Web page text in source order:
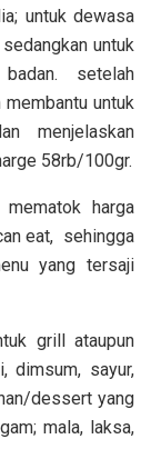
untuk dewasa
untuk
setelah
untuk
menjelaskan
58rb/100gr.
harga
eat, sehingga
yang tersaji
grill ataupun
dimsum, sayur,
dessert yang
mala, laksa,